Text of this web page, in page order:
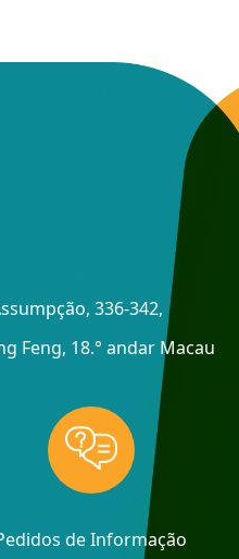
336-342,
Feng, 18.° andar Macau
de Informação